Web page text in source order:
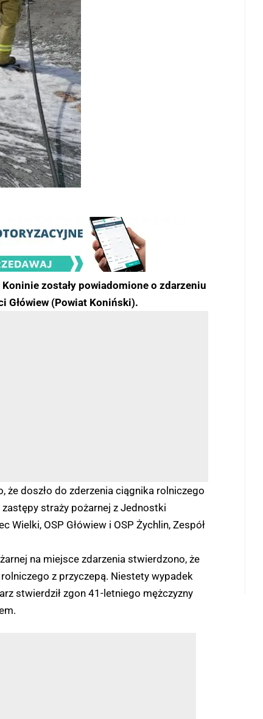
zostały powiadomione o zdarzeniu
Główiew (Powiat Koniński).
że doszło do zderzenia ciągnika rolniczego
straży pożarnej z Jednostki
Wielki, OSP Główiew i OSP Żychlin, Zespół
na miejsce zdarzenia stwierdzono, że
z przyczepą. Niestety wypadek
stwierdził zgon 41-letniego mężczyzny